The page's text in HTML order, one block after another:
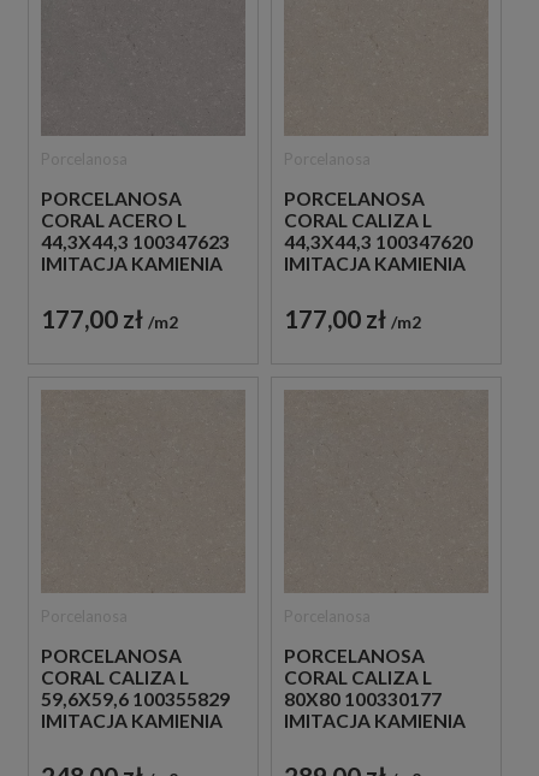
PORCELANOSA
CORAL ACERO L
44,3X44,3 100347623
IMITACJA KAMIENIA
177,00 zł m2
PORCELANOSA
CORAL CALIZA L
44,3X44,3 100347620
IMITACJA KAMIENIA
177,00 zł m2
PORCELANOSA
CORAL CALIZA L
59,6X59,6 100355829
IMITACJA KAMIENIA
PORCELANOSA
CORAL CALIZA L
80X80 100330177
IMITACJA KAMIENIA